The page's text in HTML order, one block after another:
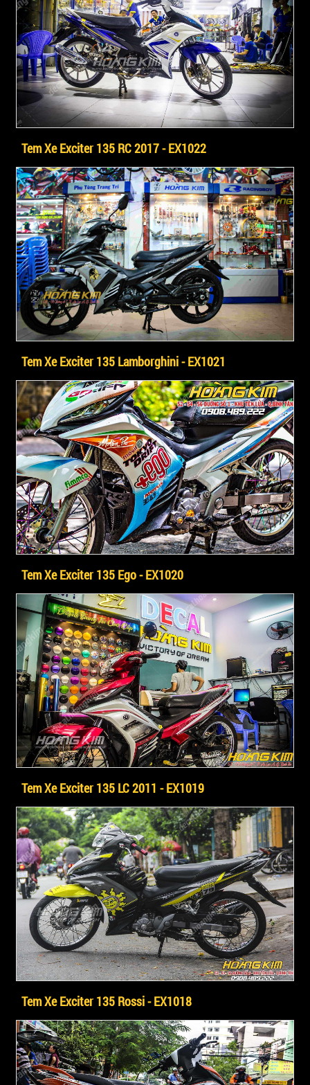
Tem Xe Exciter 135 RC 2017 - EX1022
Tem Xe Exciter 135 Lamborghini - EX1021
Tem Xe Exciter 135 Ego - EX1020
Tem Xe Exciter 135 LC 2011 - EX1019
Tem Xe Exciter 135 Rossi - EX1018